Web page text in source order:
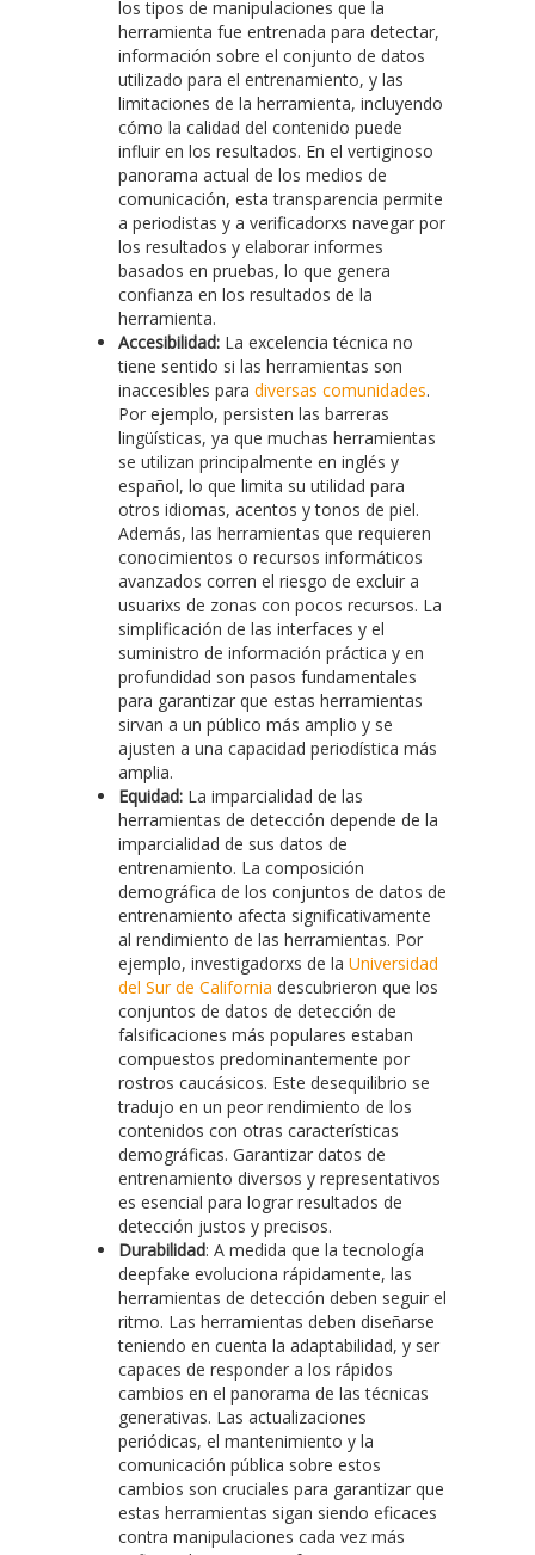
los tipos de manipulaciones que la
herramienta fue entrenada para detectar,
información sobre el conjunto de datos
utilizado para el entrenamiento, y las
limitaciones de la herramienta, incluyendo
cómo la calidad del contenido puede
influir en los resultados. En el vertiginoso
panorama actual de los medios de
comunicación, esta transparencia permite
a periodistas y a verificadorxs navegar por
los resultados y elaborar informes
basados en pruebas, lo que genera
confianza en los resultados de la
herramienta.
Accesibilidad: La excelencia técnica no
tiene sentido si las herramientas son
inaccesibles para diversas comunidades.
Por ejemplo, persisten las barreras
lingüísticas, ya que muchas herramientas
se utilizan principalmente en inglés y
español, lo que limita su utilidad para
otros idiomas, acentos y tonos de piel.
Además, las herramientas que requieren
conocimientos o recursos informáticos
avanzados corren el riesgo de excluir a
usuarixs de zonas con pocos recursos. La
simplificación de las interfaces y el
suministro de información práctica y en
profundidad son pasos fundamentales
para garantizar que estas herramientas
sirvan a un público más amplio y se
ajusten a una capacidad periodística más
amplia.
Equidad: La imparcialidad de las
herramientas de detección depende de la
imparcialidad de sus datos de
entrenamiento. La composición
demográfica de los conjuntos de datos de
entrenamiento afecta significativamente
al rendimiento de las herramientas. Por
ejemplo, investigadorxs de la Universidad
del Sur de California descubrieron que los
conjuntos de datos de detección de
falsificaciones más populares estaban
compuestos predominantemente por
rostros caucásicos. Este desequilibrio se
tradujo en un peor rendimiento de los
contenidos con otras características
demográficas. Garantizar datos de
entrenamiento diversos y representativos
es esencial para lograr resultados de
detección justos y precisos.
Durabilidad: A medida que la tecnología
deepfake evoluciona rápidamente, las
herramientas de detección deben seguir el
ritmo. Las herramientas deben diseñarse
teniendo en cuenta la adaptabilidad, y ser
capaces de responder a los rápidos
cambios en el panorama de las técnicas
generativas. Las actualizaciones
periódicas, el mantenimiento y la
comunicación pública sobre estos
cambios son cruciales para garantizar que
estas herramientas sigan siendo eficaces
contra manipulaciones cada vez más